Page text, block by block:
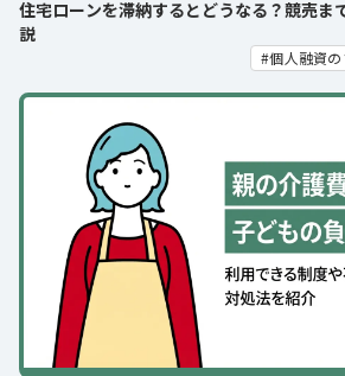
住宅ローンを滞納するとどうなる？競売ま
説
個人融資